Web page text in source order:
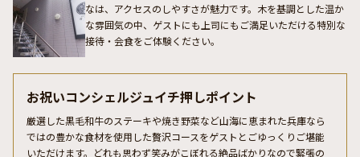
なは、アクセスのしやすさが魅力です。木を基調とした温か
な雰囲気の中、ゲストにも上司にもご満足いただける特別な
接待・会食をご体験ください。
お祝いコンシェルジュイチ押しポイント
厳選した黒毛和牛のステーキや焼き野菜など山海に恵まれた兵庫なら
ではの豊かな食材を使用した贅沢コースをゲストとごゆっくりご堪能
いただけます。どれも思わず笑みがこぼれる絶品ばかりなので緊張の